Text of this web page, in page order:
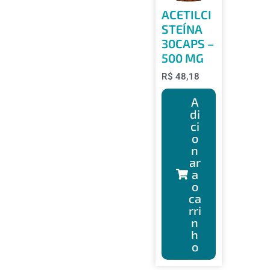
ACETILCI
STEÍNA
30CAPS –
500 MG
R$ 48,18
A
di
ci
o
n
ar
a
o
ca
rri
n
h
o